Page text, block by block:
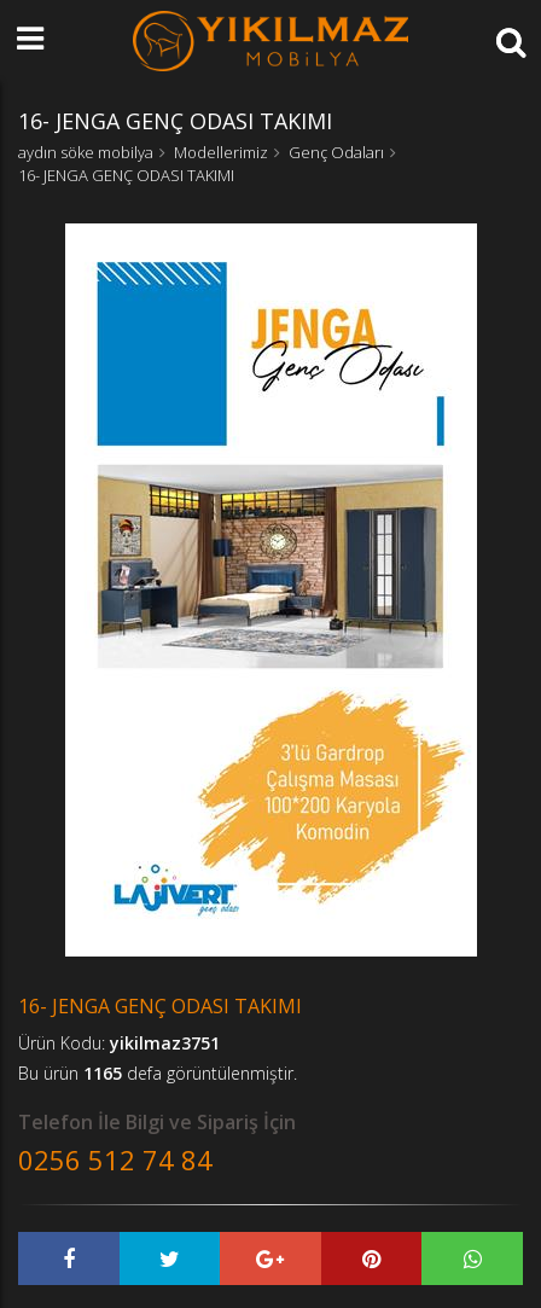
16- JENGA GENÇ ODASI TAKIMI
aydın söke mobilya Modellerimiz
Genç Odaları
16- JENGA GENÇ ODASI TAKIMI
16- JENGA GENÇ ODASI TAKIMI
Ürün Kodu:yikilmaz3751
Bu ürün 1165 defa görüntülenmiştir.
Telefon İle Bilgi ve Sipariş İçin
0256 512 74 84